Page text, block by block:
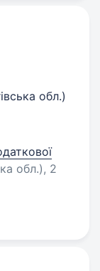
обл.)
обл.), 2